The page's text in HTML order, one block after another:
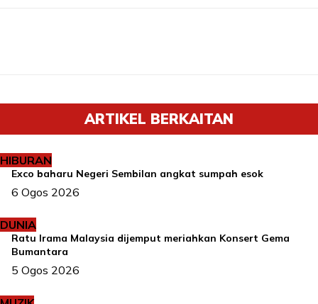
ARTIKEL BERKAITAN
HIBURAN
Exco baharu Negeri Sembilan angkat sumpah esok
6 Ogos 2026
DUNIA
Ratu Irama Malaysia dijemput meriahkan Konsert Gema
Bumantara
5 Ogos 2026